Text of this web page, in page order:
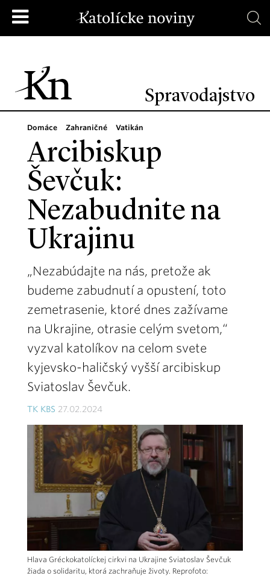
Spravodajstvo
Domáce Zahraničné Vatikán
Arcibiskup
Ševčuk:
Nezabudnite na
Ukrajinu
„Nezabúdajte na nás, pretože ak
budeme zabudnutí a opustení, toto
zemetrasenie, ktoré dnes zažívame
na Ukrajine, otrasie celým svetom,“
vyzval katolíkov na celom svete
kyjevsko-haličský vyšší arcibiskup
Sviatoslav Ševčuk.
TK KBS 27.02.2024
Hlava Gréckokatolíckej cirkvi na Ukrajine Sviatoslav Ševčuk
žiada o solidaritu, ktorá zachraňuje životy. Reprofoto: